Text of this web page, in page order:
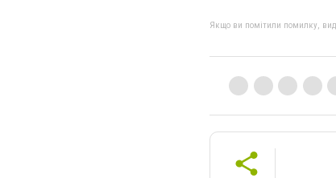
Якщо ви помітили помилку,